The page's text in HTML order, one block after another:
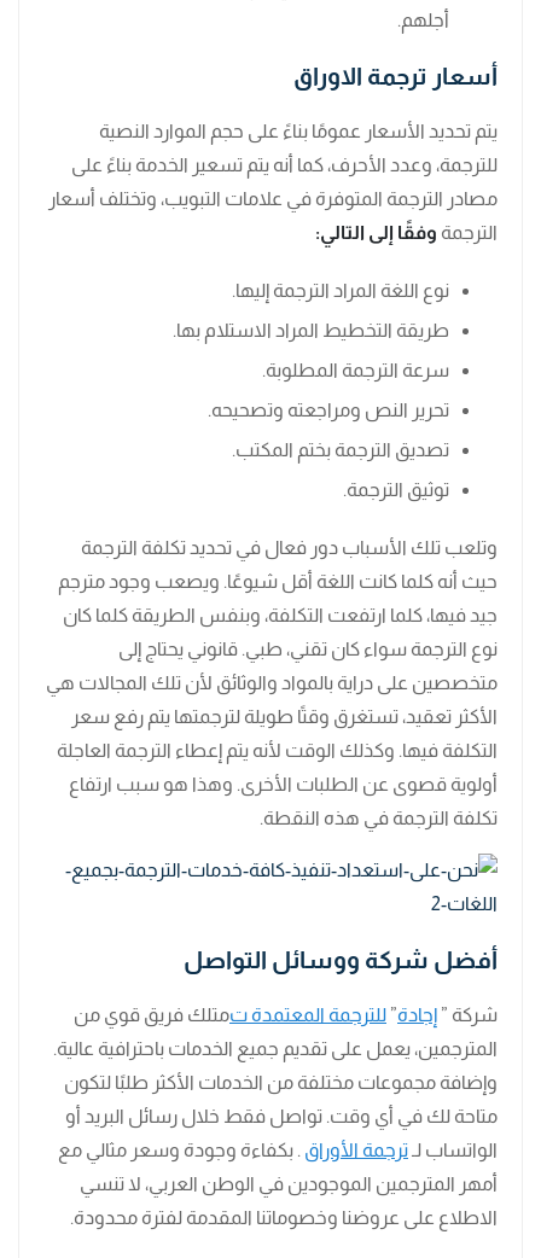
أجلهم.
أسعار ترجمة الاوراق
يتم تحديد الأسعار عمومًا بناءً على حجم الموارد النصية
للترجمة، وعدد الأحرف، كما أنه يتم تسعير الخدمة بناءً على
مصادر الترجمة المتوفرة في علامات التبويب، وتختلف أسعار
الترجمة وفقًا إلى التالي:
نوع اللغة المراد الترجمة إليها.
طريقة التخطيط المراد الاستلام بها.
سرعة الترجمة المطلوبة.
تحرير النص ومراجعته وتصحيحه.
تصديق الترجمة بختم المكتب.
توثيق الترجمة.
وتلعب تلك الأسباب دور فعال في تحديد تكلفة الترجمة
حيث أنه كلما كانت اللغة أقل شيوعًا. ويصعب وجود مترجم
جيد فيها، كلما ارتفعت التكلفة، وبنفس الطريقة كلما كان
نوع الترجمة سواء كان تقني، طبي. قانوني يحتاج إلى
متخصصين على دراية بالمواد والوثائق لأن تلك المجالات هي
الأكثر تعقيد، تستغرق وقتًا طويلة لترجمتها يتم رفع سعر
التكلفة فيها. وكذلك الوقت لأنه يتم إعطاء الترجمة العاجلة
أولوية قصوى عن الطلبات الأخرى. وهذا هو سبب ارتفاع
تكلفة الترجمة في هذه النقطة.
أفضل شركة ووسائل التواصل
شركة ” إجادة” للترجمة المعتمدة تمتلك فريق قوي من
المترجمين، يعمل على تقديم جميع الخدمات باحترافية عالية.
وإضافة مجموعات مختلفة من الخدمات الأكثر طلبًا لتكون
متاحة لك في أي وقت. تواصل فقط خلال رسائل البريد أو
الواتساب لـ ترجمة الأوراق . بكفاءة وجودة وسعر مثالي مع
أمهر المترجمين الموجودين في الوطن العربي، لا تنسي
الاطلاع على عروضنا وخصوماتنا المقدمة لفترة محدودة.